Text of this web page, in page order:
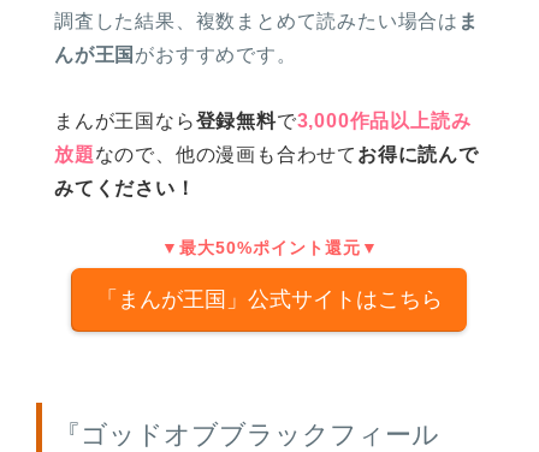
調査した結果、複数まとめて読みたい場合は ま
んが王国 がおすすめです。
まんが王国なら登録無料で3,000作品以上読み
放題なので、他の漫画も合わせて お得に読んで
みてください！
▼最大50%ポイント還元▼
「まんが王国」公式サイトはこちら
『ゴッドオブブラックフィール